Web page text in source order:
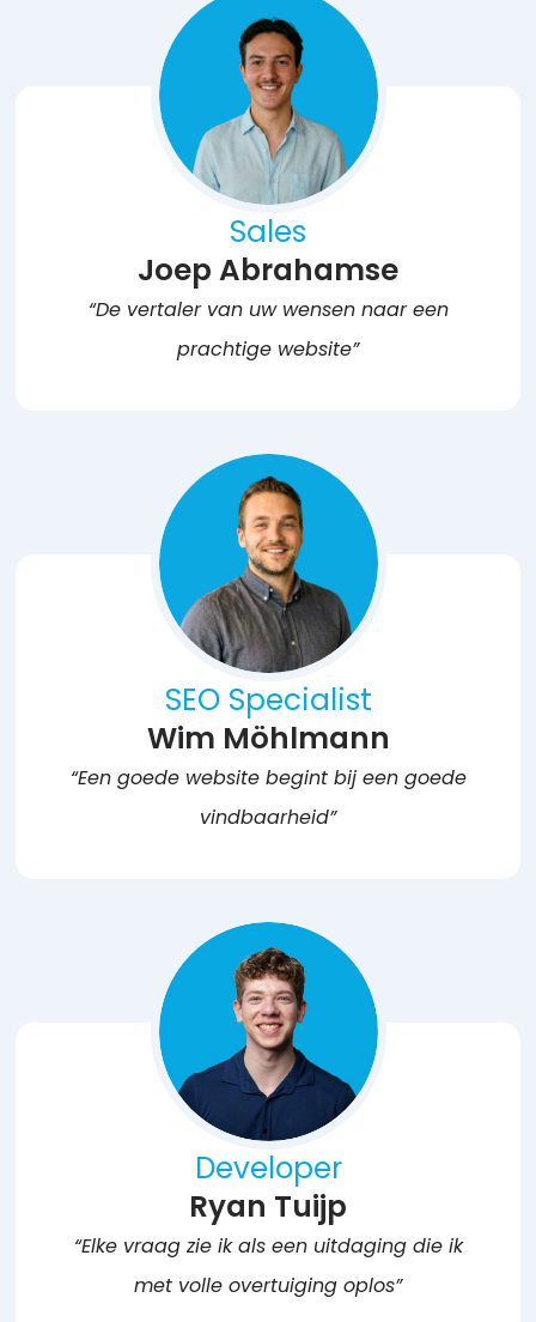
Sales
Joep Abrahamse
“De vertaler van uw wensen naar een
prachtige website”
SEO Specialist
Wim Möhlmann
“Een goede website begint bij een goede
vindbaarheid”
Developer
Ryan Tuijp
“Elke vraag zie ik als een uitdaging die ik
met volle overtuiging oplos”